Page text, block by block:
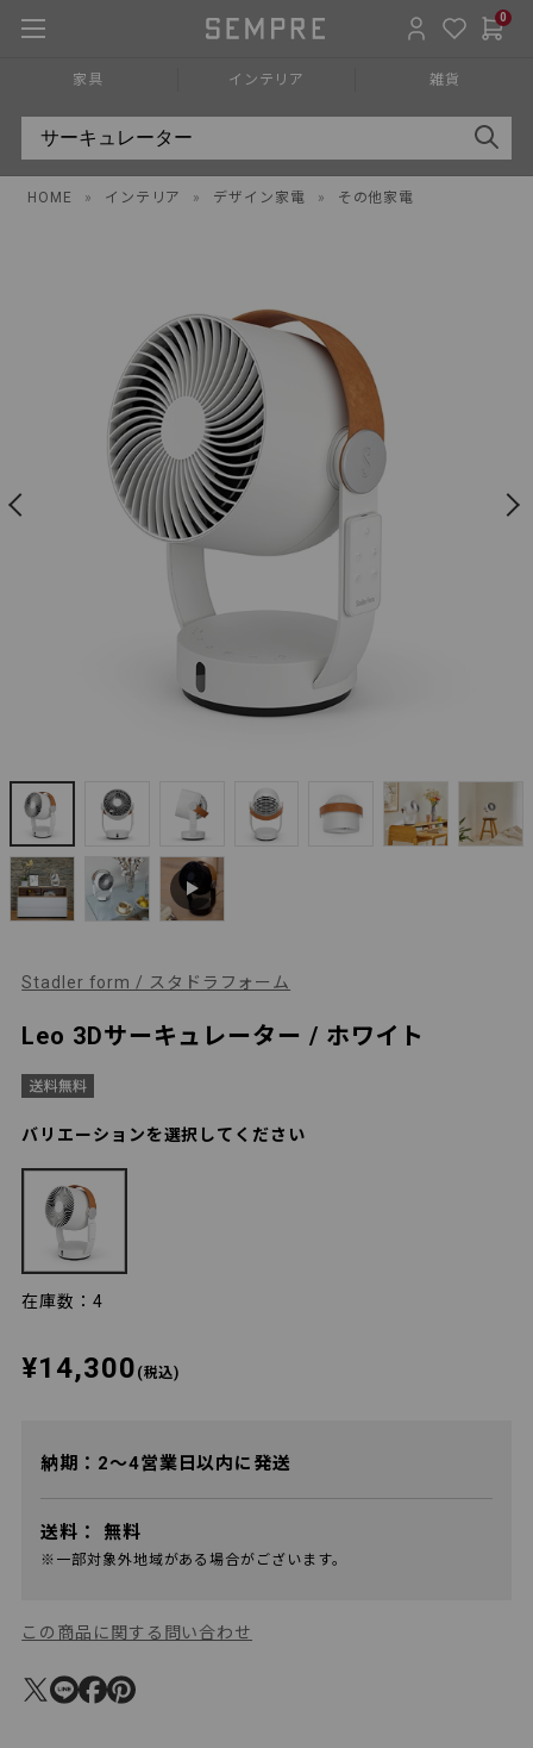
0
家具 インテリア 雑貨
HOME » インテリア » デザイン家電 » その他家電
Stadler form / スタドラフォーム
Leo 3Dサーキュレーター / ホワイト
バリエーションを選択してください
在庫数：4
¥14,300 (税込)
納期：2～4営業日以内に発送
送料： 無料
※一部対象外地域がある場合がございます。
この商品に関する問い合わせ